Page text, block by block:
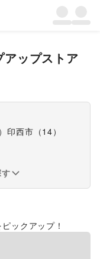
アップストア
） 印西市 （14）
ックアップ！